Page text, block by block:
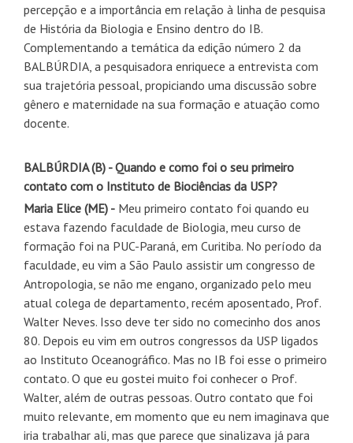
percepção e a importância em relação à linha de pesquisa
de História da Biologia e Ensino dentro do IB.
Complementando a temática da edição número 2 da
BALBÚRDIA, a pesquisadora enriquece a entrevista com
sua trajetória pessoal, propiciando uma discussão sobre
gênero e maternidade na sua formação e atuação como
docente.
BALBÚRDIA (B) - Quando e como foi o seu primeiro
contato com o Instituto de Biociências da USP?
Maria Elice (ME) - Meu primeiro contato foi quando eu
estava fazendo faculdade de Biologia, meu curso de
formação foi na PUC-Paraná, em Curitiba. No período da
faculdade, eu vim a São Paulo assistir um congresso de
Antropologia, se não me engano, organizado pelo meu
atual colega de departamento, recém aposentado, Prof.
Walter Neves. Isso deve ter sido no comecinho dos anos
80. Depois eu vim em outros congressos da USP ligados
ao Instituto Oceanográfico. Mas no IB foi esse o primeiro
contato. O que eu gostei muito foi conhecer o Prof.
Walter, além de outras pessoas. Outro contato que foi
muito relevante, em momento que eu nem imaginava que
iria trabalhar ali, mas que parece que sinalizava já para